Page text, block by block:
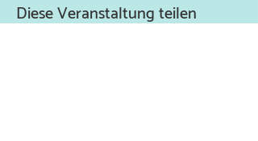
Diese Veranstaltung teilen